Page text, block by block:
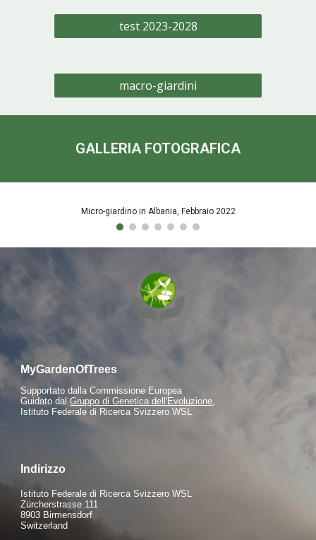
test 2023-2028
macro-giardini
GALLERIA FOTOGRAFICA
Micro-giardino in Albania, Febbraio 2022
MyGardenOfTrees
Supportato dalla Commissione Europea
Guidato dalGruppo di Genetica dell'Evoluzione,
Istituto Federale di Ricerca Svizzero WSL
Indirizzo
Istituto Federale di Ricerca Svizzero WSL
Zürcherstrasse 111
8903 Birmensdorf
Switzerland